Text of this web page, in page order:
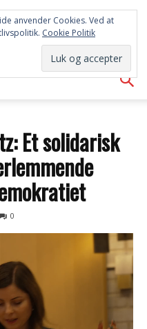
Et solidarisk
0
anvender Cookies. Ved at
Cookie Politik